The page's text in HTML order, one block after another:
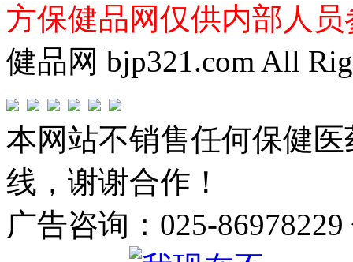
方保健品网仅供内部人
健品网 bjp321.com All
本网站不销售任何保健
线，谢谢合作！
广告咨询：025-86978229